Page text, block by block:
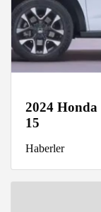
2024
15
Haberler